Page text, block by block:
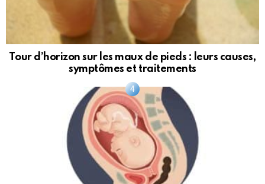
Tour d’horizon sur les maux de pieds : leurs causes,
symptômes et traitements